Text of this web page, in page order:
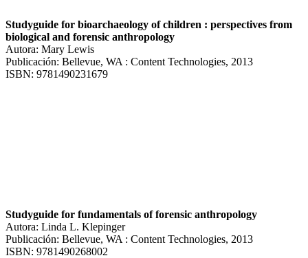
Studyguide for bioarchaeology of children : perspectives from
biological and forensic anthropology
Autora: Mary Lewis
Publicación: Bellevue, WA : Content Technologies, 2013
ISBN: 9781490231679
Studyguide for fundamentals of forensic anthropology
Autora: Linda L. Klepinger
Publicación: Bellevue, WA : Content Technologies, 2013
ISBN: 9781490268002